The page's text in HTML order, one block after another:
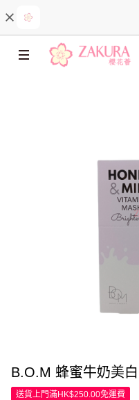
B.O.M 蜂蜜牛奶美
送貨上門滿HK$250.00免運費